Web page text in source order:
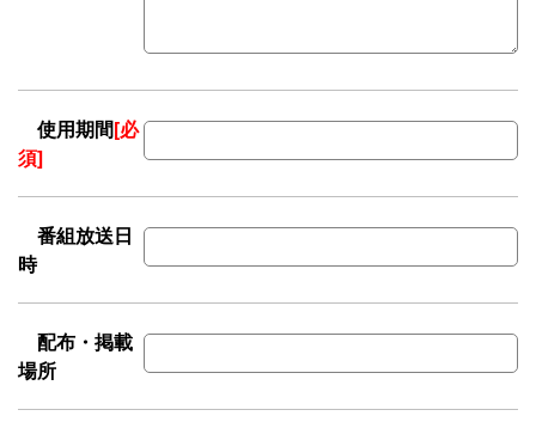
使用期間[必
須]
番組放送日
時
配布・掲載
場所